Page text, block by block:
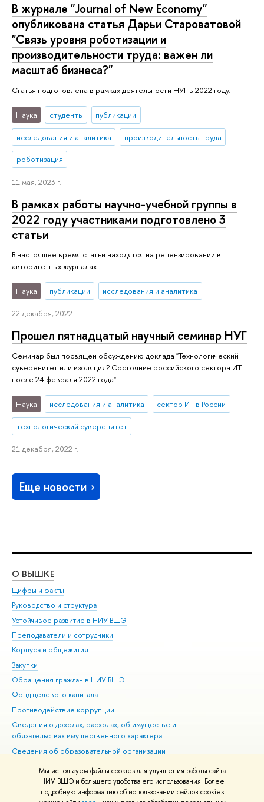
Мы используем файлы cookies для улучшения работы сайта
НИУ ВШЭ и большего удобства его использования. Более
подробную информацию об использовании файлов cookies
В журнале "Journal of New Economy"
опубликована статья Дарьи Староватовой
"Связь уровня роботизации и
производительности труда: важен ли
масштаб бизнеса?"
Статья подготовлена в рамках деятельности НУГ в 2022 году.
Наука студенты публикации
исследования и аналитика производительность труда
роботизация
11 мая, 2023 г.
В рамках работы научно-учебной группы в
2022 году участниками подготовлено 3
статьи
В настоящее время статьи находятся на рецензировании в
авторитетных журналах.
Наука публикации исследования и аналитика
22 декабря, 2022 г.
Прошел пятнадцатый научный семинар НУГ
Семинар был посвящен обсуждению доклада "Технологический
суверенитет или изоляция? Состояние российского сектора ИТ
после 24 февраля 2022 года".
Наука исследования и аналитика сектор ИТ в России
технологический суверенитет
21 декабря, 2022 г.
Еще новости
О ВЫШКЕ
Цифры и факты
Руководство и структура
Устойчивое развитие в НИУ ВШЭ
Преподаватели и сотрудники
Корпуса и общежития
Закупки
Обращения граждан в НИУ ВШЭ
Фонд целевого капитала
Противодействие коррупции
Сведения о доходах, расходах, об имуществе и
обязательствах имущественного характера
Сведения об образовательной организации
Людям с ограниченными возможностями здоровья
Единая платежная страница
Работа в Вышке